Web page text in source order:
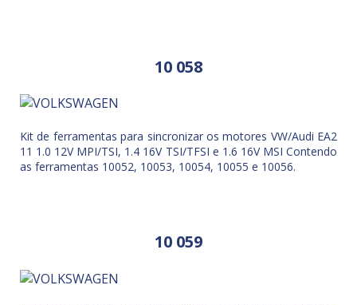
10 058
Kit de ferramentas para sincronizar os motores VW/Audi EA2
11 1.0 12V MPI/TSI, 1.4 16V TSI/TFSI e 1.6 16V MSI Contendo
as ferramentas 10052, 10053, 10054, 10055 e 10056.
10 059